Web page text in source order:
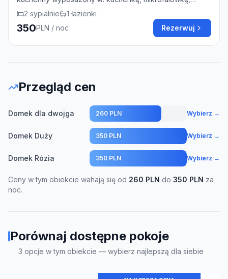
czajnik, ekspres do kawy, toster, zmywarkę, naczynia i
przyprawy. - 2 sypialnie (w jednej 2 łóżka jednoosobowe
w drugiej łóżko podwójne) - łazienka (prysznic, wanna,
suszarka do włosów) - grill - leżaki - bezpłatne WiFi Poza
2 sypialnie 1 łazienki
350PLN / noc Rezerwuj
Przegląd cen
Domek dla dwojga 260 PLN Wybierz →
Domek Duży 350 PLN Wybierz →
Domek Rózia 350 PLN Wybierz →
Ceny w tym obiekcie wahają się od 260 PLN do 350 PLN za
noc.
Porównaj dostępne pokoje
3 opcje w tym obiekcie — wybierz najlepszą dla siebie